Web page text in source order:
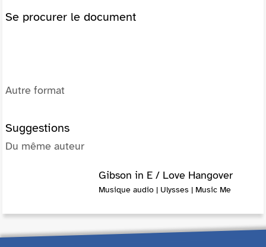
Se procurer le document
Autre format
Suggestions
Du même auteur
Gibson in E / Love Hangover
Musique audio | Ulysses | Music Me